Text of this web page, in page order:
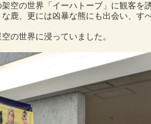
空の世界「イーハトーブ」に観客を
鹿、更には凶暴な熊にも出会い、す
の世界に浸っていました。